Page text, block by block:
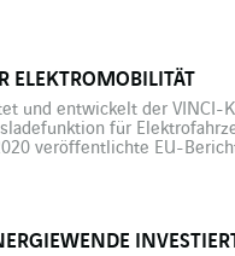
aus einer Hand […]
ELEKTROMOBILITÄT
und entwickelt der VINCI-
für
veröffentlichte EU-